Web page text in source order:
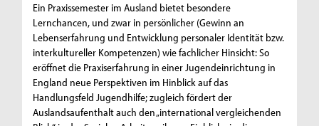
Ein Praxissemester im Ausland bietet besondere
Lernchancen, und zwar in persönlicher (Gewinn an
Lebenserfahrung und Entwicklung personaler Identität bzw.
interkultureller Kompetenzen) wie fachlicher Hinsicht: So
eröffnet die Praxiserfahrung in einer Jugendeinrichtung in
England neue Perspektiven im Hinblick auf das
Handlungsfeld Jugendhilfe; zugleich fördert der
Auslandsaufenthalt auch den „international vergleichenden